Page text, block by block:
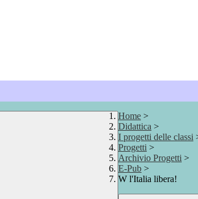
Home >
Didattica >
I progetti delle classi
Progetti >
Archivio Progetti >
E-Pub >
W l'Italia libera!